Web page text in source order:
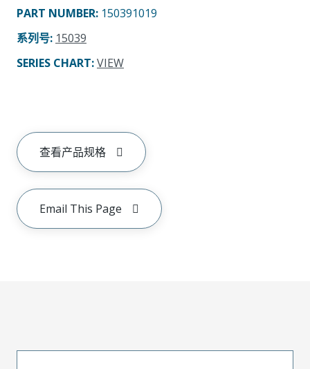
PART NUMBER: 150391019
系列号: 15039
SERIES CHART:VIEW
查看产品规格
Email This Page